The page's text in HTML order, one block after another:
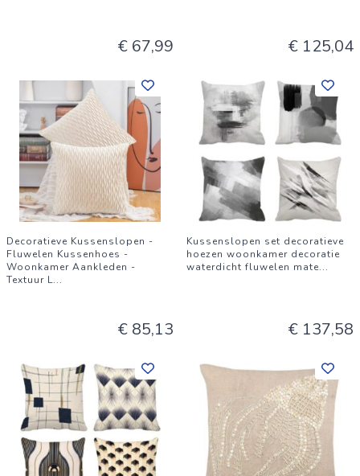
€ 67,99 € 125,04
Decoratieve Kussenslopen -
Fluwelen Kussenhoes -
Woonkamer Aankleden -
Textuur L...
€ 85,13
Kussenslopen set decoratieve
hoezen woonkamer decoratie
waterdicht fluwelen mate...
€ 137,58